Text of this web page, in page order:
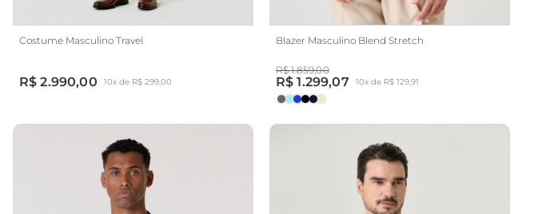
Costume Masculino Travel
R$ 2.990,00 10x de R$ 299,00
Blazer Masculino Blend Stretch
R$ 1.859,00
R$ 1.299,07 10x de R$ 129,91